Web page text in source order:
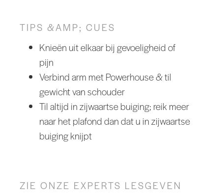
TIPS &AMP; CUES
Knieën uit elkaar bij gevoeligheid of
pijn
Verbind arm met Powerhouse & til
gewicht van schouder
Til altijd in zijwaartse buiging; reik meer
naar het plafond dan dat u in zijwaartse
buiging knijpt
ZIE ONZE EXPERTS LESGEVEN